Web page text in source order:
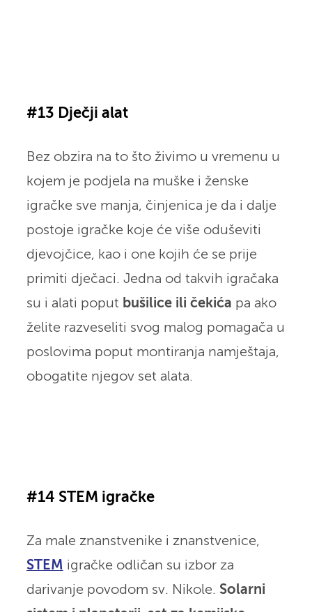
#13 Dječji alat
Bez obzira na to što živimo u vremenu u
kojem je podjela na muške i ženske
igračke sve manja, činjenica je da i dalje
postoje igračke koje će više oduševiti
djevojčice, kao i one kojih će se prije
primiti dječaci. Jedna od takvih igračaka
su i alati poput bušilice ili čekića pa ako
želite razveseliti svog malog pomagača u
poslovima poput montiranja namještaja,
obogatite njegov set alata.
#14 STEM igračke
Za male znanstvenike i znanstvenice,
STEM igračke odličan su izbor za
darivanje povodom sv. Nikole. Solarni